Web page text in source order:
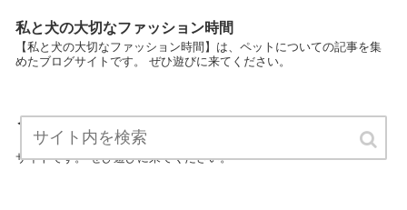
私と犬の大切なファッション時間
【私と犬の大切なファッション時間】は、ペットについての記事を集
めたブログサイトです。 ぜひ遊びに来てください。
うちの愛犬の成長日記
【うちの愛犬の成長日記】は、ペットについての記事を集めたブログ
サイトです。 ぜひ遊びに来てください。